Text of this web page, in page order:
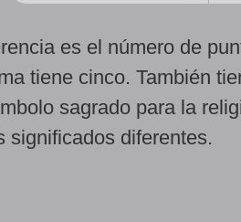
es el número de
tiene cinco. También
sagrado para la
significados diferentes.